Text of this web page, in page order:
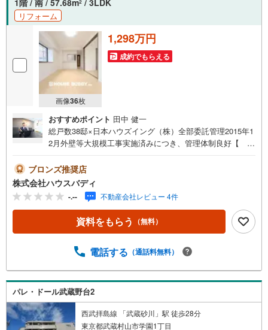
2
リフォーム
画像36枚
1,298万円
成約でもらえる
おすすめポイント 田中 健一
総戸数38邸×日本ハウズイング（株）全部委託管理2015年1
2月外壁等大規模工事実施済みにつき、管理体制良好【 R
井全面張替（一部アクセントクロスあり）・ハウスクリー
ニング・和室→洋室へ変更選ばれる理由と顧客満足は地域
トップクラス！ぜひお気軽にご連絡ください。【ACCES
S】・多摩モノレール「上北台」バス25分 「横田」停歩2
分・市立第一小学校・・・徒歩約4分・市立第一中学
校・・・徒歩約5分物件についてはもちろん、住宅ローンや
お気軽にご相談下さい。
ブロンズ推奨店
株式会社ハウスバディ
-.-- 不動産会社レビュー 4件
資料をもらう （無料）
電話する （通話料無料）
パレ・ドール武蔵野台2
西武拝島線 「武蔵砂川」駅 徒歩28分
東京都武蔵村山市学園1丁目